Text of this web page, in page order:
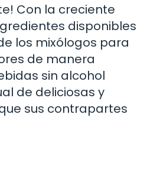
Con la creciente
disponibles
los mixólogos para
de manera
sin alcohol
de deliciosas y
sus contrapartes